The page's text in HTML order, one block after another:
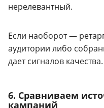
нерелевантный.
Если наоборот —
аудитории либо
дает сигналов качества.
6. Сравниваем
кампаний